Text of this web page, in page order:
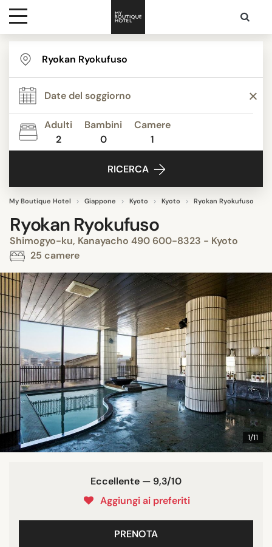
Destinazioni
Ispirazione
Contatti
Adulti
2
Bambini
0
Camere
1
RICERCA
My Boutique Hotel Giappone Kyoto Kyoto Ryokan Ryokufuso
Ryokan Ryokufuso
Shimogyo-ku, Kanayacho 490 600-8323 - Kyoto
25 camere
1/11
Eccellente — 9,3/10
Aggiungi ai preferiti
PRENOTA